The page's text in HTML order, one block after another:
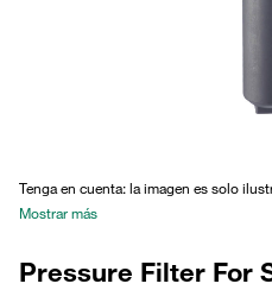
Tenga en cuenta: la imagen es solo
Mostrar más
Pressure Filter For